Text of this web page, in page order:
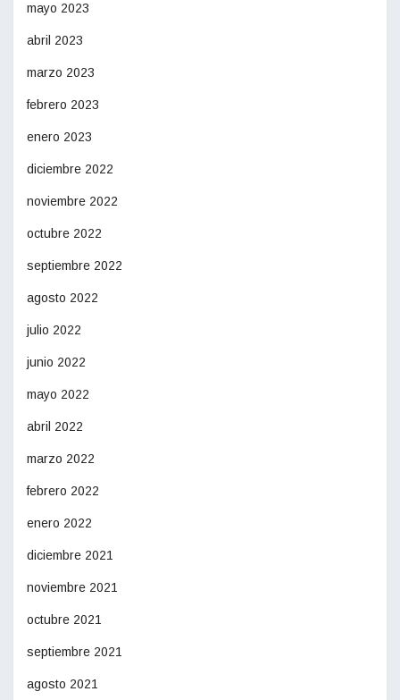
mayo 2023
abril 2023
marzo 2023
febrero 2023
enero 2023
diciembre 2022
noviembre 2022
octubre 2022
septiembre 2022
agosto 2022
julio 2022
junio 2022
mayo 2022
abril 2022
marzo 2022
febrero 2022
enero 2022
diciembre 2021
noviembre 2021
octubre 2021
septiembre 2021
agosto 2021